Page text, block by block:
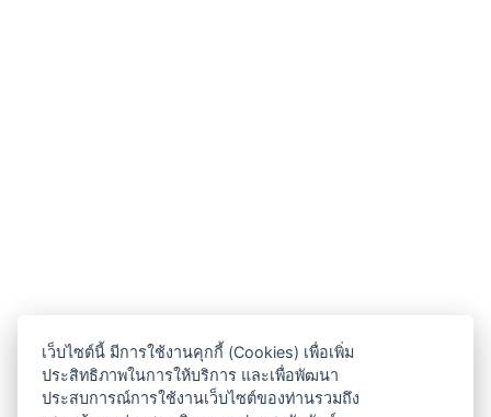
เว็บไซต์นี้ มีการใช้งานคุกกี้ (Cookies) เพื่อเพิ่ม
ประสิทธิภาพในการให้บริการ และเพื่อพัฒนา
ประสบการณ์การใช้งานเว็บไซต์ของท่านรวมถึง